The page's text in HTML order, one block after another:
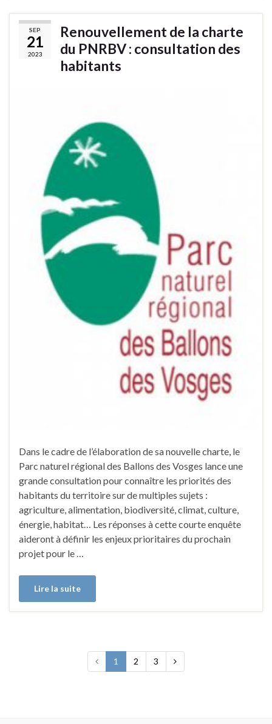
SEP
21
2023
Renouvellement de la charte
du PNRBV : consultation des
habitants
Dans le cadre de l’élaboration de sa nouvelle charte, le
Parc naturel régional des Ballons des Vosges lance une
grande consultation pour connaître les priorités des
habitants du territoire sur de multiples sujets :
agriculture, alimentation, biodiversité, climat, culture,
énergie, habitat… Les réponses à cette courte enquête
aideront à définir les enjeux prioritaires du prochain
projet pour le …
Lire la suite
1 2 3